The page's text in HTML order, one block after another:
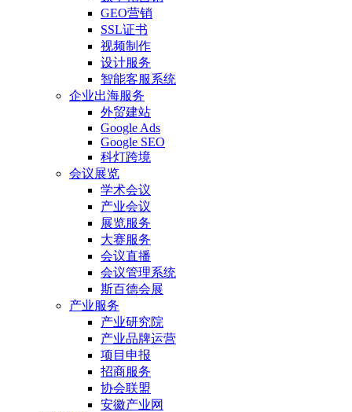
GEO营销
SSL证书
视频制作
设计服务
智能客服系统
企业出海服务
外贸建站
Google Ads
Google SEO
科灯跨境
会议展览
学术会议
产业会议
展览服务
大赛服务
会议直播
会议管理系统
斯百德会展
产业服务
产业研究院
产业品牌运营
项目申报
招商服务
协会联盟
安徽产业网